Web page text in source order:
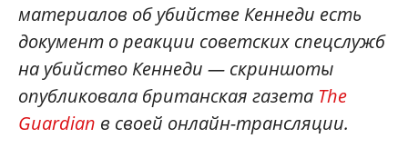
материалов об убийстве Кеннеди есть
документ о реакции советских спецслужб
на убийство Кеннеди — скриншоты
опубликовала британская газета The
Guardian в своей онлайн-трансляции.